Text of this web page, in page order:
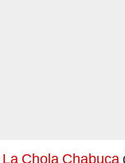
La Chola Chabuca